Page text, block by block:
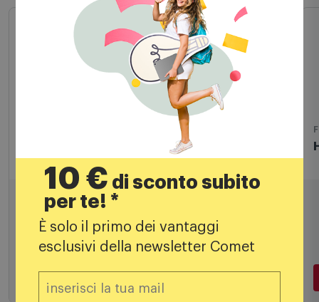
Russell Hobbs Friggitrice ad Aria Satisfry
Air 9L 27680-56 Nero
129,88
10 € di sconto subito
per te! *
È solo il primo dei vantaggi
esclusivi della newsletter Comet